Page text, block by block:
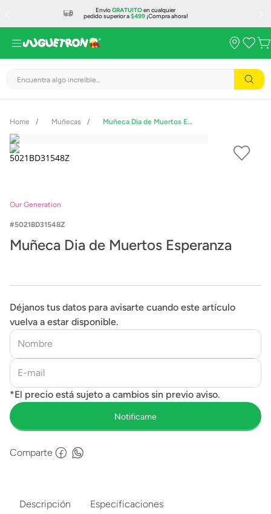
EnvíoGRATUITOen cualquier
pedido superior a$499¡Compra ahora!
Encuentra algo increíble...
Muñecas Muñeca Dia de Muertos Esperanza
Our Generation
5021BD31548Z
Muñeca Dia de Muertos Esperanza
Déjanos tus datos para avisarte cuando este artículo
vuelva a estar disponible.
Comparte
Descripción Especificaciones